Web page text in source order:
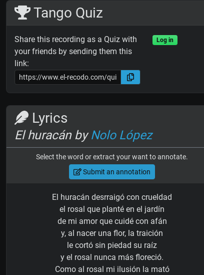
Tango Quiz
Share this recording as a Quiz with
your friends by sending them this
link:
Log in
Lyrics
El huracán byNolo López
Select the word or extract your want to annotate.
Submit an annotation
El huracán desrraigó con crueldad
el rosal que planté en el jardín
de mi amor que cuidé con afán
y, al nacer una flor, la traición
le cortó sin piedad su raíz
y el rosal nunca más floreció.
Como al rosal mi ilusión la mató